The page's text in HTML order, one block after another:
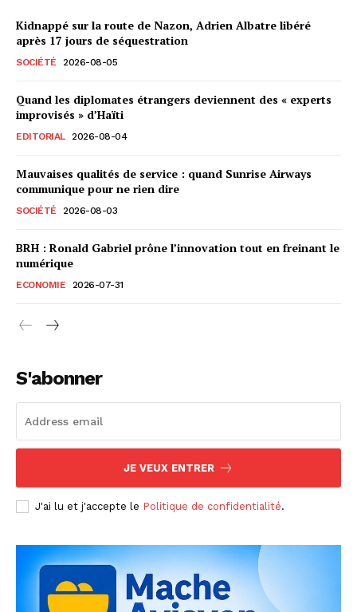
Kidnappé sur la route de Nazon, Adrien Albatre libéré
après 17 jours de séquestration
SOCIÉTÉ 2026-08-05
Quand les diplomates étrangers deviennent des « experts
improvisés » d’Haïti
EDITORIAL 2026-08-04
Mauvaises qualités de service : quand Sunrise Airways
communique pour ne rien dire
SOCIÉTÉ 2026-08-03
BRH : Ronald Gabriel prône l’innovation tout en freinant le
numérique
ECONOMIE 2026-07-31
S'abonner
JE VEUX ENTRER
J'ai lu et j'accepte le Politique de confidentialité.